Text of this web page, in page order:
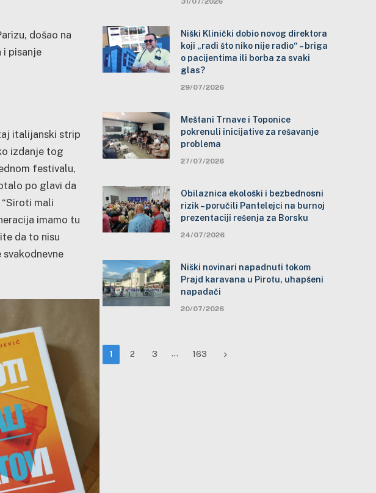
došao na
i pisanje
italijanski strip
izdanje tog
festivalu,
po glavi da
mali
imamo tu
da to nisu
Niški Klinički dobio novog direktora
koji „radi što niko nije radio“ – briga
o pacijentima ili borba za svaki
glas?
29/07/2026
Meštani Trnave i Toponice
pokrenuli inicijative za rešavanje
problema
27/07/2026
Obilaznica ekološki i bezbednosni
rizik – poručili Pantelejci na burnoj
prezentaciji rešenja za Borsku
24/07/2026
Niški novinari napadnuti tokom
Prajd karavana u Pirotu, uhapšeni
napadači
20/07/2026
1 2 3 … 163 Next